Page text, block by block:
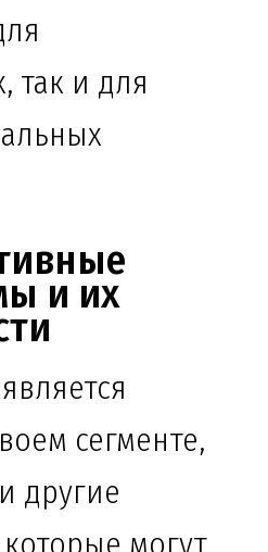
так и для
и их
сегменте,
другие